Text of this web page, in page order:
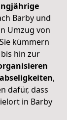
Barby und
Umzug von
kümmern
hin zur
,
dafür, dass
in Barby